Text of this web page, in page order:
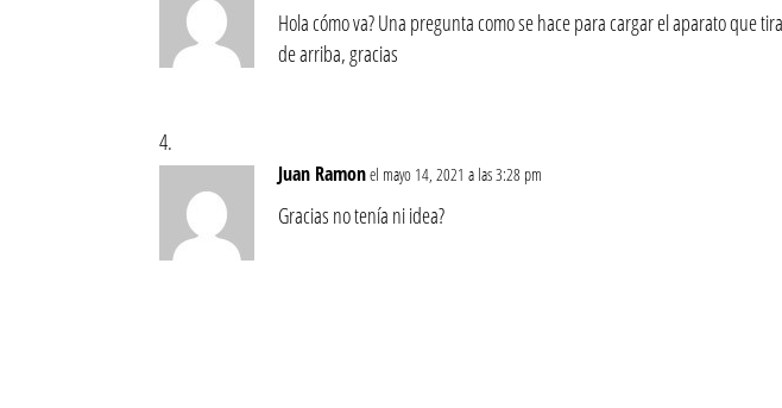
Hola cómo va? Una pregunta como se hace para cargar el aparato que
de arriba, gracias
Juan Ramonel mayo 14, 2021 a las 3:28 pm
Gracias no tenía ni idea?